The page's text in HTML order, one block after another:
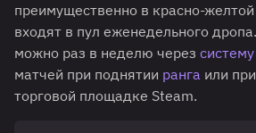
преимущественно в красно-
входят в пул еженедельного
можно раз в неделю через
матчей при поднятии ранга или
торговой площадке Steam.